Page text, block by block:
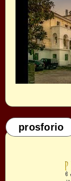
prosforio